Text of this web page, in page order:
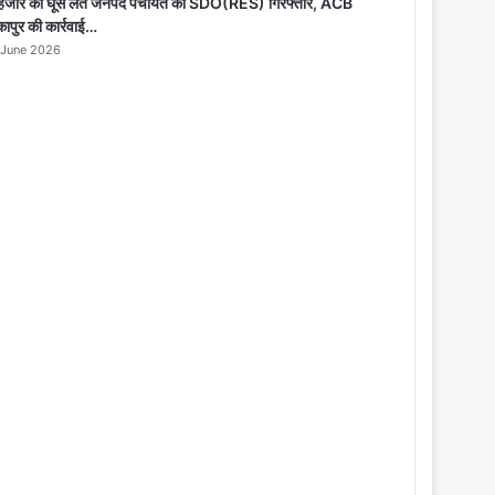
की कार्रवाई…
2026